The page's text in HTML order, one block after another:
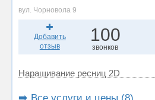
вул. Чорновола 9
Добавить
отзыв
100
звонков
Наращивание ресниц 2D